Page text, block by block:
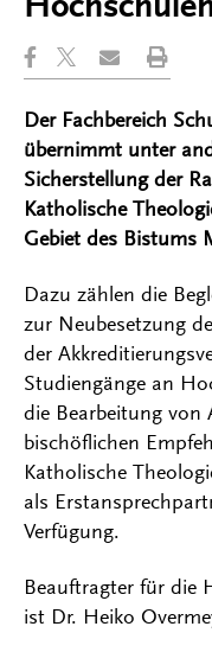
Der Fachbereich
übernimmt unter
Sicherstellung der
Katholische
Gebiet des Bistums
Dazu zählen die
zur Neubesetzung
der
Studiengänge an
die Bearbeitung von
bischöflichen
Katholische
als
Verfügung.
Beauftragter für die
ist Dr. Heiko